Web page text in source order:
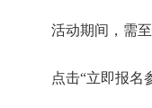
活动期间，需
点击“立即报名